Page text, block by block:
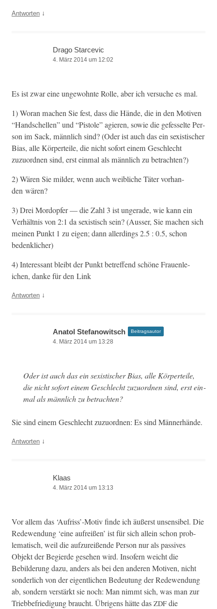
Antworten ↓
Drago Starcevic
4. März 2014 um 12:02
Es ist zwar eine unge­wohnte Rolle, aber ich ver­suche es mal.
1) Woran machen Sie fest, dass die Hände, die in den Motiv­en
“Hand­schellen” und “Pis­tole” agieren, sowie die gefes­selte Per­
son im Sack, männlich sind? (Oder ist auch das ein sex­is­tis­ch­er
Bias, alle Kör­perteile, die nicht sofort einem Geschlecht
zuzuord­nen sind, erst ein­mal als männlich zu betrachten?)
2) Wären Sie milder, wenn auch weib­liche Täter vorhan­
den wären?
3) Drei Mor­dopfer — die Zahl 3 ist unger­ade, wie kann ein
Ver­hält­nis von 2:1 da sex­is­tisch sein? (Auss­er, Sie machen sich
meinen Punkt 1 zu eigen; dann allerd­ings 2.5 : 0.5, schon
bedenklicher)
4) Inter­es­sant bleibt der Punkt betr­e­f­fend schöne Frauen­le­
ichen, danke für den Link
Antworten ↓
Anatol Stefanowitsch Beitragsautor
4. März 2014 um 13:28
Oder ist auch das ein sex­is­tis­ch­er Bias, alle Kör­perteile,
die nicht sofort einem Geschlecht zuzuord­nen sind, erst ein­
mal als männlich zu betrachten?
Sie sind einem Geschlecht zuzuord­nen: Es sind Männerhände.
Antworten ↓
Klaas
4. März 2014 um 13:13
Vor allem das ‘Aufriss’-Motiv finde ich äußerst unsen­si­bel. Die
Redewen­dung ‘eine aufreißen’ ist für sich allein schon prob­
lema­tisch, weil die aufzureißende Per­son nur als pas­sives
Objekt der Begierde gese­hen wird. Insofern weicht die
Bebilderung dazu, anders als bei den anderen Motiv­en, nicht
son­der­lich von der eigentlichen Bedeu­tung der Redewen­dung
ab, son­dern ver­stärkt sie noch: Man nimmt sich, was man zur
Triebbe­friedi­gung braucht. Übri­gens hätte das ZDF die